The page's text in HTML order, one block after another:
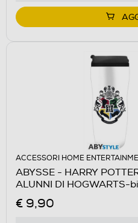
ACCESSORI HOME
ABYSSE - HARRY
ALUNNI DI HOGWARTS-
€ 9,90